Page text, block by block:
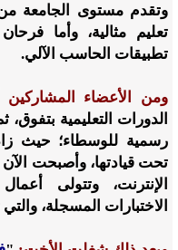
وتقدم مستوى الجامعة
تعليم مثالية، وأما
تطبيقات الحاسب الآلي.
ومن الأعضاء المشاركين
الدورات التعليمية
رسمية للوسطاء؛ حيث
تحت قيادتها، وأصبحت الآن
الإنترنت، وتتولى
الاختبارات المسجلة، والتي تبلغ 920 مركزًا حول